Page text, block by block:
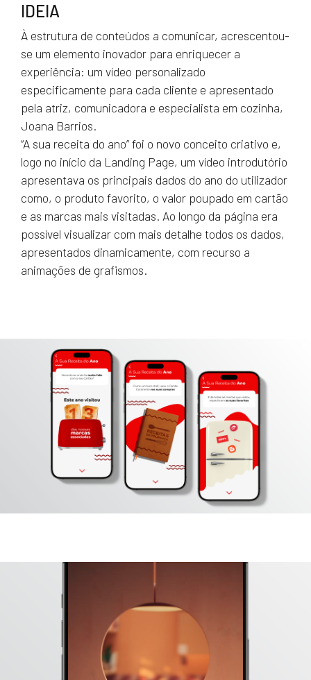
IDEIA
À estrutura de conteúdos a comunicar, acrescentou-
se um elemento inovador para enriquecer a
experiência: um vídeo personalizado
especificamente para cada cliente e apresentado
pela atriz, comunicadora e especialista em cozinha,
Joana Barrios.
“A sua receita do ano” foi o novo conceito criativo e,
logo no início da Landing Page, um vídeo introdutório
apresentava os principais dados do ano do utilizador
como, o produto favorito, o valor poupado em cartão
e as marcas mais visitadas. Ao longo da página era
possível visualizar com mais detalhe todos os dados,
apresentados dinamicamente, com recurso a
animações de grafismos.